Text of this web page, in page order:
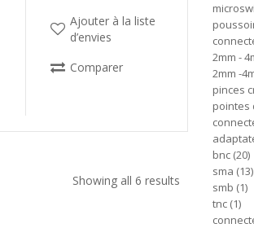
Ajouter à la liste
d’envies
Comparer
Showing all 6 results
2mm -
2mm -
pinces
pointes
bnc 20
sma 13
smb 1
tnc 1